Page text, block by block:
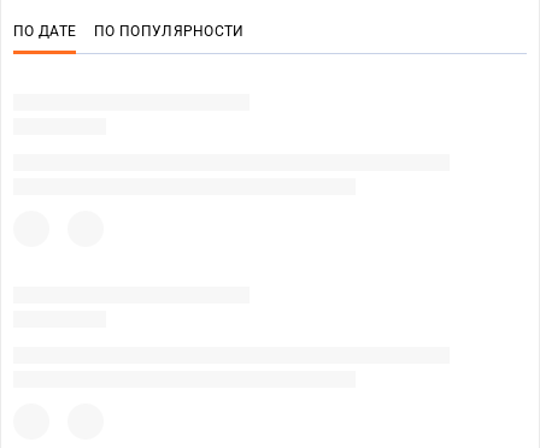
ПО ДАТЕ ПО ПОПУЛЯРНОСТИ